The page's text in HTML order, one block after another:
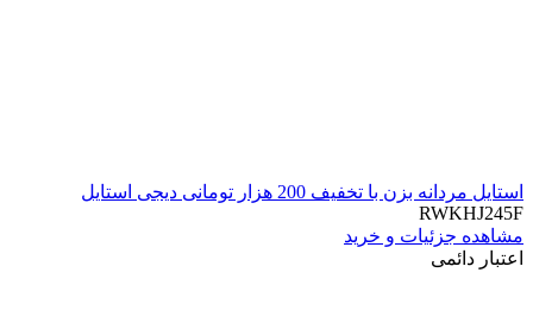
استایل مردانه بزن با تخفیف 200 هزار تومانی دیجی استایل
RWKHJ245F
مشاهده جزئیات و خرید
اعتبار دائمی